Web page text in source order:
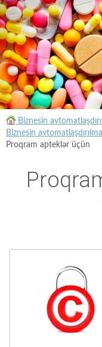
Biznesin
Biznesin
Proqram apteklər üçün